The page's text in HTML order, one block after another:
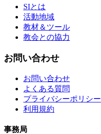
SIとは
活動地域
教材＆ツール
教会との協力
お問い合わせ
お問い合わせ
よくある質問
プライバシーポリシー
利用規約
事務局